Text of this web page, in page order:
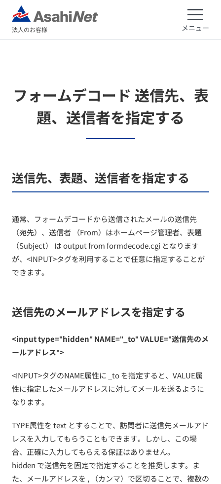
法人のお客様 メニュー
フォームデコード 送信先、表
題、送信者を指定する
送信先、表題、送信者を指定する
通常、フォームデコードから送信されたメールの送信先
（宛先）、送信者 （From）はホームページ管理者、表題
（Subject） は output from formdecode.cgi となります
が、<INPUT>タグを利用することで任意に指定することが
できます。
送信先のメールアドレスを指定する
<input type="hidden" NAME="_to" VALUE="送信先のメ
ールアドレス">
<INPUT>タグのNAME属性に _to を指定すると、VALUE属
性に指定したメールアドレスに対してメールを送るように
なります。
TYPE属性を text とすることで、訪問者に送信先メールアド
レスを入力してもらうこともできます。しかし、この場
合、正確に入力してもらえる保証はありません。
hidden で送信先を固定で指定することを推奨します。ま
た、メールアドレスを , （カンマ）で区切ることで、複数の